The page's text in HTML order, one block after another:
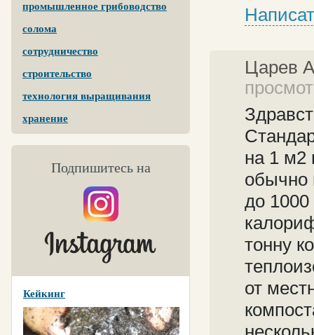
промышленное грибоводство
солома
сотрудничество
строительство
технология выращивания
хранение
Подпишитесь на
Кейкинг
Царев
на 1 м2
обычно
до 1000
тонну
от